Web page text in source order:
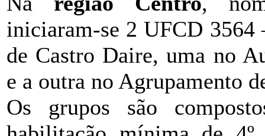
iniciaram-se 2 UFCD 3564
de Castro Daire, uma no
e a outra no Agrupamento
Os grupos são